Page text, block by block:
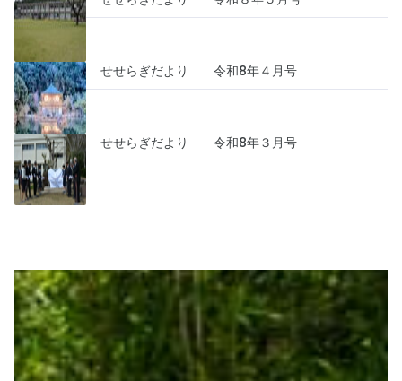
せせらぎだより 令和8年４月号
せせらぎだより 令和8年３月号